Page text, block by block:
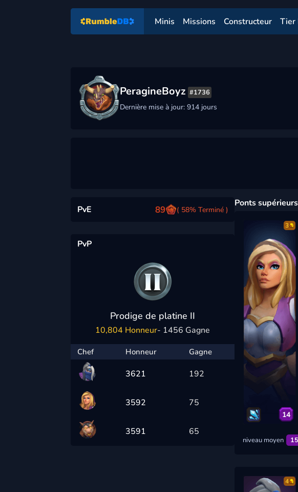
Minis Missions Constructeur Tier
PeragineBoyz #1736
Dernière mise à jour: 914 jours
PvE 89 ( 58% Terminé )
PvP
Prodige de platine II
10,804 Honneur- 1456 Gagne
Chef Honneur Gagne
3621 192
3592 75
3591 65
Ponts supérieurs
3
14
niveau moyen 15
4